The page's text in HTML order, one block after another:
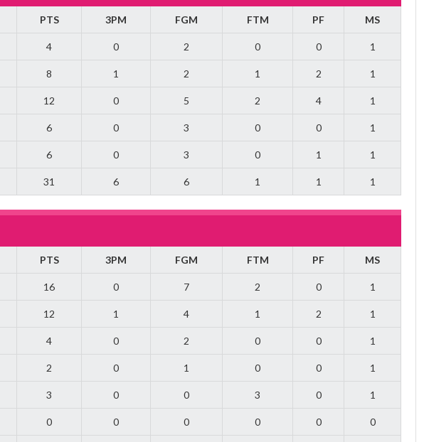
PTS 3PM FGM FTM PF MS
4 0 2 0 0 1
8 1 2 1 2 1
12 0 5 2 4 1
6 0 3 0 0 1
6 0 3 0 1 1
31 6 6 1 1 1
PTS 3PM FGM FTM PF MS
16 0 7 2 0 1
12 1 4 1 2 1
4 0 2 0 0 1
2 0 1 0 0 1
3 0 0 3 0 1
0 0 0 0 0 0